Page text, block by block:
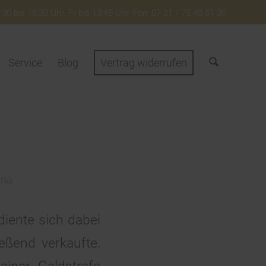
bis 16:30 Uhr. Fr bis 13:45 Uhr. Fon: 07 21 / 75 40 51 30
Service Blog Vertrag widerrufen
sich dabei
verkaufte.